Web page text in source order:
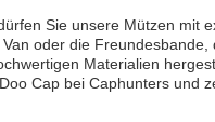
Sie unsere Mützen mit
oder die
Materialien
Cap bei Caphunters und